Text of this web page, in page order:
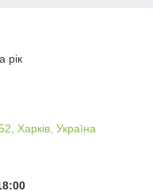
рік
Харків, Україна